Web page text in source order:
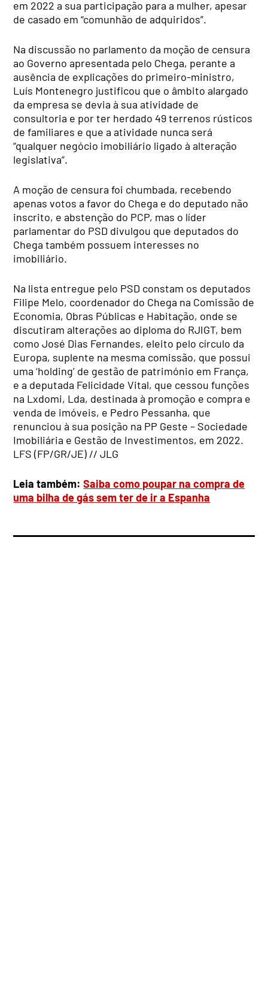
em 2022 a sua participação para a mulher, apesar
de casado em “comunhão de adquiridos”.
Na discussão no parlamento da moção de censura
ao Governo apresentada pelo Chega, perante a
ausência de explicações do primeiro-ministro,
Luís Montenegro justificou que o âmbito alargado
da empresa se devia à sua atividade de
consultoria e por ter herdado 49 terrenos rústicos
de familiares e que a atividade nunca será
“qualquer negócio imobiliário ligado à alteração
legislativa”.
A moção de censura foi chumbada, recebendo
apenas votos a favor do Chega e do deputado não
inscrito, e abstenção do PCP, mas o líder
parlamentar do PSD divulgou que deputados do
Chega também possuem interesses no
imobiliário.
Na lista entregue pelo PSD constam os deputados
Filipe Melo, coordenador do Chega na Comissão de
Economia, Obras Públicas e Habitação, onde se
discutiram alterações ao diploma do RJIGT, bem
como José Dias Fernandes, eleito pelo círculo da
Europa, suplente na mesma comissão, que possui
uma ‘holding’ de gestão de património em França,
e a deputada Felicidade Vital, que cessou funções
na Lxdomi, Lda, destinada à promoção e compra e
venda de imóveis, e Pedro Pessanha, que
renunciou à sua posição na PP Geste – Sociedade
Imobiliária e Gestão de Investimentos, em 2022.
LFS (FP/GR/JE) // JLG
Leia também:Saiba como poupar na compra de
uma bilha de gás sem ter de ir a Espanha